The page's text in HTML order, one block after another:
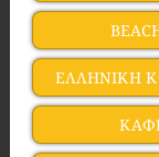
ΕΛΛΗΝΙΚΗ